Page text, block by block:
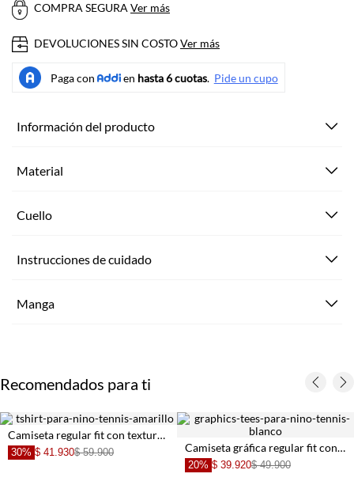
COMPRA SEGURA Ver más
DEVOLUCIONES SIN COSTOVer más
Información del producto
Material
Cuello
Instrucciones de cuidado
Manga
Recomendados para ti
20% $ 47.920$ 59.900